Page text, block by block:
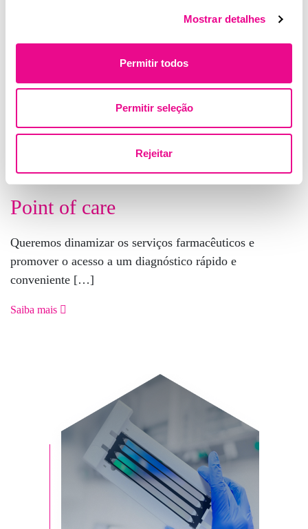
Mostrar detalhes
Permitir todos
Permitir seleção
Rejeitar
Point of care
Queremos dinamizar os serviços farmacêuticos e
promover o acesso a um diagnóstico rápido e
conveniente […]
Saiba mais